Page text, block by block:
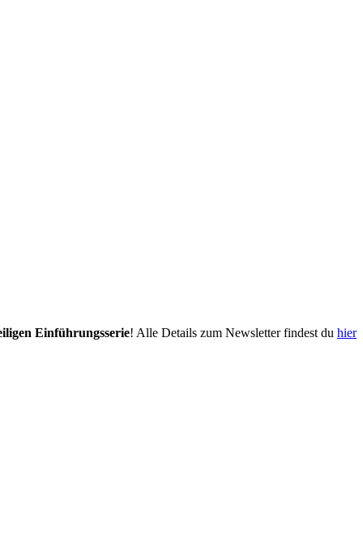
Einführungsserie! Alle Details zum Newsletter findest du hier